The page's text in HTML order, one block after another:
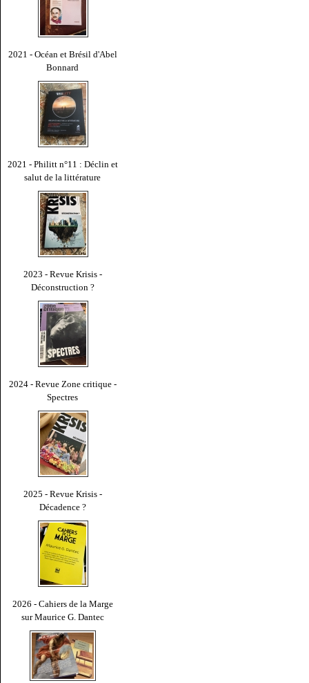
2021 - Océan et Brésil d'Abel
Bonnard
2021 - Philitt n°11 : Déclin et
salut de la littérature
2023 - Revue Krisis -
Déconstruction ?
2024 - Revue Zone critique -
Spectres
2025 - Revue Krisis -
Décadence ?
2026 - Cahiers de la Marge
sur Maurice G. Dantec